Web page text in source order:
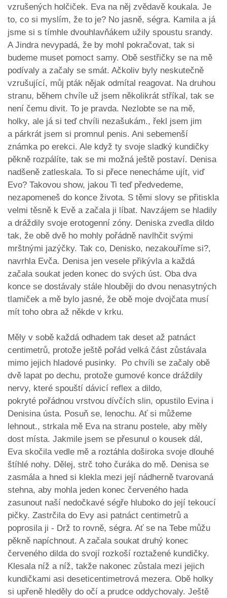
vzrušených holčiček. Eva na něj zvědavě koukala. Je
to, co si myslím, že to je? No jasně, ségra. Kamila a já
jsme si s tímhle dvouhlavňákem užily spoustu srandy.
A Jindra nevypadá, že by mohl pokračovat, tak si
budeme muset pomoct samy. Obě sestřičky se na mě
podívaly a začaly se smát. Ačkoliv byly neskutečně
vzrušující, můj pták nějak odmítal reagovat. Na druhou
stranu, během chvíle už jsem několikrát stříkal, tak se
není čemu divit. To je pravda. Nezlobte se na mě,
holky, ale já si teď chvíli nezašukám., řekl jsem jim
a párkrát jsem si promnul penis. Ani sebemenší
známka po erekci. Ale když ty svoje sladký kundičky
pěkně rozpálíte, tak se mi možná ještě postaví. Denisa
nadšeně zatleskala. To si přece nenecháme ujít, viď
Evo? Takovou show, jakou Ti teď předvedeme,
nezapomeneš do konce života. S těmi slovy se přitiskla
velmi těsně k Evě a začala ji líbat. Navzájem se hladily
a dráždily svoje erotogenní zóny. Deniska zvedla dildo
tak, že obě dvě ho mohly pořádně navlhčit svými
mrštnými jazýčky. Tak co, Denisko, nezakouříme si?,
navrhla Evča. Denisa jen vesele přikývla a každá
začala soukat jeden konec do svých úst. Oba dva
konce se dostávaly stále hlouběji do dvou nenasytných
tlamiček a mě bylo jasné, že obě moje dvojčata musí
mít toho obra až někde v krku.
Měly v sobě každá odhadem tak deset až patnáct
centimetrů, protože ještě pořád velká část zůstávala
mimo jejich hladové pusinky. Po chvíli se začaly obě
dvě lapat po dechu, protože gumové konce dráždily
nervy, které spouští dávicí reflex a dildo,
pokryté pořádnou vrstvou dívčích slin, opustilo Evina i
Denisina ústa. Posuň se, lenochu. Ať si můžeme
lehnout., strkala mě Eva na stranu postele, aby měly
dost místa. Jakmile jsem se přesunul o kousek dál,
Eva skočila vedle mě a roztáhla doširoka svoje dlouhé
štíhlé nohy. Dělej, strč toho čuráka do mě. Denisa se
zasmála a hned si klekla mezi její nádherně tvarovaná
stehna, aby mohla jeden konec červeného hada
zasunout naší nedočkavé ségře hluboko do její tekoucí
pičky. Zastrčila do Evy asi patnáct centimetrů a
poprosila ji - Drž to rovně, ségra. Ať se na Tebe můžu
pěkně napíchnout. A začala soukat druhý konec
červeného dilda do svojí rozkoší roztažené kundičky.
Klesala níž a níž, takže nakonec zůstala mezi jejich
kundičkami asi deseticentimetrová mezera. Obě holky
si upřeně hleděly do očí a prudce oddychovaly. Ještě